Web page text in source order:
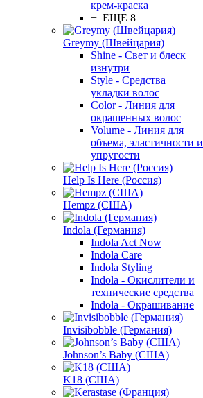
крем-краска
+ ЕЩЕ 8
Greymy (Швейцария)
Shine - Свет и блеск
изнутри
Style - Средства
укладки волос
Color - Линия для
окрашенных волос
Volume - Линия для
объема, эластичности и
упругости
Help Is Here (Россия)
Hempz (США)
Indola (Германия)
Indola Act Now
Indola Care
Indola Styling
Indola - Окислители и
технические средства
Indola - Окрашивание
Invisibobble (Германия)
Johnson’s Baby (США)
K18 (США)